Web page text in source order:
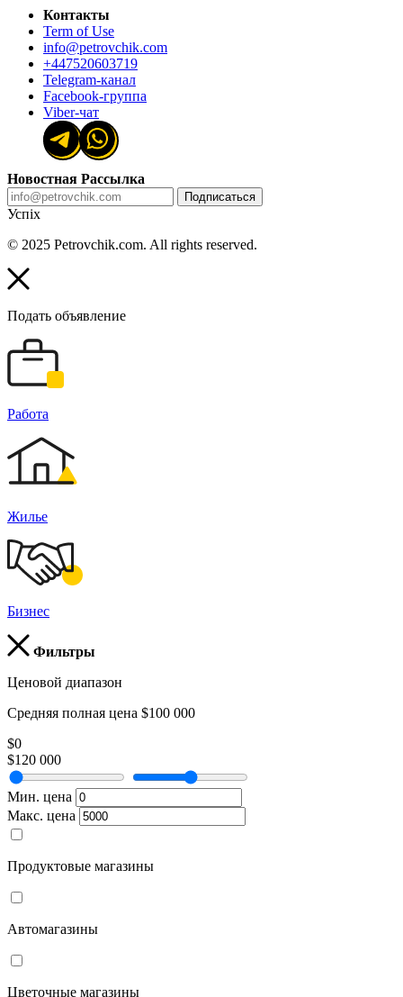
Контакты
Term of Use
info@petrovchik.com
+447520603719
Telegram-канал
Facebook-группа
Viber-чат
Новостная Рассылка
Подписаться
Успіх
© 2025 Petrovchik.com. All rights reserved.
Подать объявление
Работа
Жилье
Бизнес
Фильтры
Ценовой диапазон
Средняя полная цена $100 000
$0
$120 000
Мин. цена
Макс. цена
Продуктовые магазины
Автомагазины
Цветочные магазины